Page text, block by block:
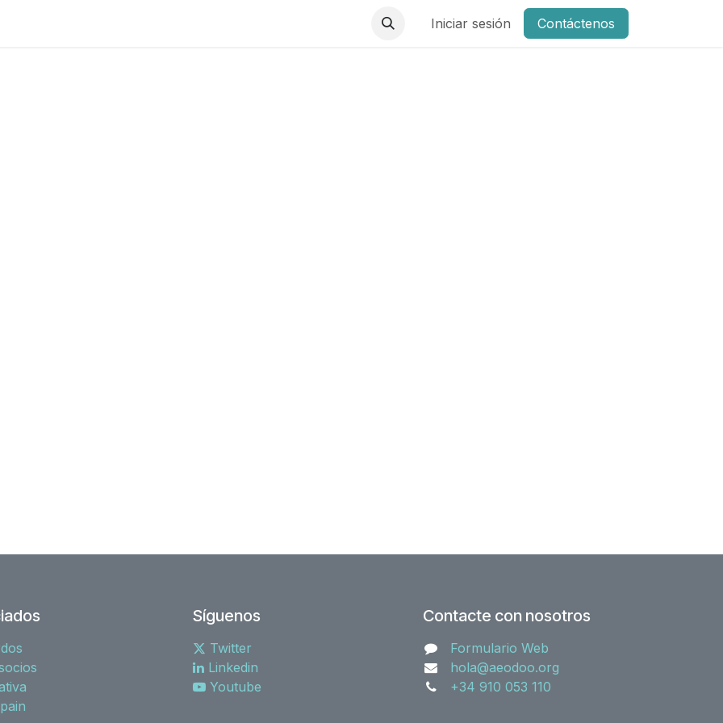
Iniciar sesión Contáctenos
Síguenos
Twitter
Linkedin
Youtube
Contacte con nosotros
Formulario Web
hola@aeodoo.org
+34 910 053 110